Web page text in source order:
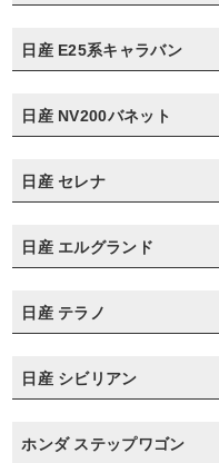
日産 E25系キャラバン
日産 NV200バネット
日産 セレナ
日産 エルグランド
日産 テラノ
日産 シビリアン
ホンダ ステップワゴン